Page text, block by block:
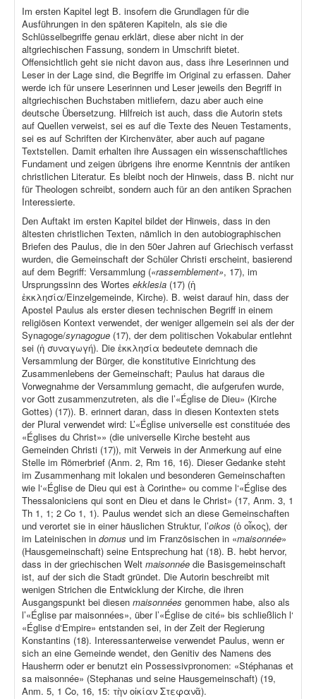
Im ersten Kapitel legt B. insofern die Grundlagen für die
Ausführungen in den späteren Kapiteln, als sie die
Schlüsselbegriffe genau erklärt, diese aber nicht in der
altgriechischen Fassung, sondern in Umschrift bietet.
Offensichtlich geht sie nicht davon aus, dass ihre Leserinnen und
Leser in der Lage sind, die Begriffe im Original zu erfassen. Daher
werde ich für unsere Leserinnen und Leser jeweils den Begriff in
altgriechischen Buchstaben mitliefern, dazu aber auch eine
deutsche Übersetzung. Hilfreich ist auch, dass die Autorin stets
auf Quellen verweist, sei es auf die Texte des Neuen Testaments,
sei es auf Schriften der Kirchenväter, aber auch auf pagane
Textstellen. Damit erhalten ihre Aussagen ein wissenschaftliches
Fundament und zeigen übrigens ihre enorme Kenntnis der antiken
christlichen Literatur. Es bleibt noch der Hinweis, dass B. nicht nur
für Theologen schreibt, sondern auch für an den antiken Sprachen
Interessierte.
Den Auftakt im ersten Kapitel bildet der Hinweis, dass in den
ältesten christlichen Texten, nämlich in den autobiographischen
Briefen des Paulus, die in den 50er Jahren auf Griechisch verfasst
wurden, die Gemeinschaft der Schüler Christi erscheint, basierend
auf dem Begriff: Versammlung («rassemblement», 17), im
Ursprungssinn des Wortes ekklesia (17) (ἡ
ἐκκλησία/Einzelgemeinde, Kirche). B. weist darauf hin, dass der
Apostel Paulus als erster diesen technischen Begriff in einem
religiösen Kontext verwendet, der weniger allgemein sei als der der
Synagoge/synagogue (17), der dem politischen Vokabular entlehnt
sei (ἡ συναγωγή). Die ἐκκλησία bedeutete demnach die
Versammlung der Bürger, die konstitutive Einrichtung des
Zusammenlebens der Gemeinschaft; Paulus hat daraus die
Vorwegnahme der Versammlung gemacht, die aufgerufen wurde,
vor Gott zusammenzutreten, als die l’«Église de Dieu» (Kirche
Gottes) (17)). B. erinnert daran, dass in diesen Kontexten stets
der Plural verwendet wird: L’«Église universelle est constituée des
«Églises du Christ»» (die universelle Kirche besteht aus
Gemeinden Christi (17)), mit Verweis in der Anmerkung auf eine
Stelle im Römerbrief (Anm. 2, Rm 16, 16). Dieser Gedanke steht
im Zusammenhang mit lokalen und besonderen Gemeinschaften
wie l‘«Église de Dieu qui est à Corinthe» ou comme l‘«Église des
Thessaloniciens qui sont en Dieu et dans le Christ» (17, Anm. 3, 1
Th 1, 1; 2 Co 1, 1). Paulus wendet sich an diese Gemeinschaften
und verortet sie in einer häuslichen Struktur, l’oikos (ὁ οἶκος), der
im Lateinischen in domus und im Französischen in «maisonnée»
(Hausgemeinschaft) seine Entsprechung hat (18). B. hebt hervor,
dass in der griechischen Welt maisonnée die Basisgemeinschaft
ist, auf der sich die Stadt gründet. Die Autorin beschreibt mit
wenigen Strichen die Entwicklung der Kirche, die ihren
Ausgangspunkt bei diesen maisonnées genommen habe, also als
l’«Église par maisonnées», über l’«Église de cité» bis schließlich l‘
«Église d‘Empire» entstanden sei, in der Zeit der Regierung
Konstantins (18). Interessanterweise verwendet Paulus, wenn er
sich an eine Gemeinde wendet, den Genitiv des Namens des
Hausherrn oder er benutzt ein Possessivpronomen: «Stéphanas et
sa maisonnée» (Stephanas und seine Hausgemeinschaft) (19,
Anm. 5, 1 Co, 16, 15: τὴν οἰκίαν Στεφανᾶ).